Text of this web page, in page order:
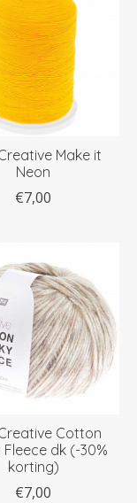
Make it
Neon
€7,00
Cotton
Fleece dk (-30%
korting)
€7,00